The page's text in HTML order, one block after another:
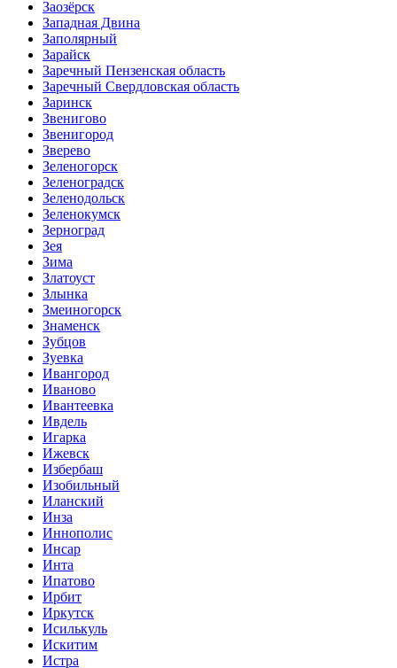
Заозёрск
Западная Двина
Заполярный
Зарайск
Заречный Пензенская область
Заречный Свердловская область
Заринск
Звенигово
Звенигород
Зверево
Зеленогорск
Зеленоградск
Зеленодольск
Зеленокумск
Зерноград
Зея
Зима
Златоуст
Злынка
Змеиногорск
Знаменск
Зубцов
Зуевка
Ивангород
Иваново
Ивантеевка
Ивдель
Игарка
Ижевск
Избербаш
Изобильный
Иланский
Инза
Иннополис
Инсар
Инта
Ипатово
Ирбит
Иркутск
Исилькуль
Искитим
Истра